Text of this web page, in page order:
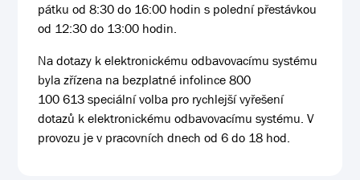
pátku od 8:30 do 16:00 hodin s polední přestávkou
od 12:30 do 13:00 hodin.
Na dotazy k elektronickému odbavovacímu systému
byla zřízena na bezplatné infolince 800
100 613 speciální volba pro rychlejší vyřešení
dotazů k elektronickému odbavovacímu systému. V
provozu je v pracovních dnech od 6 do 18 hod.